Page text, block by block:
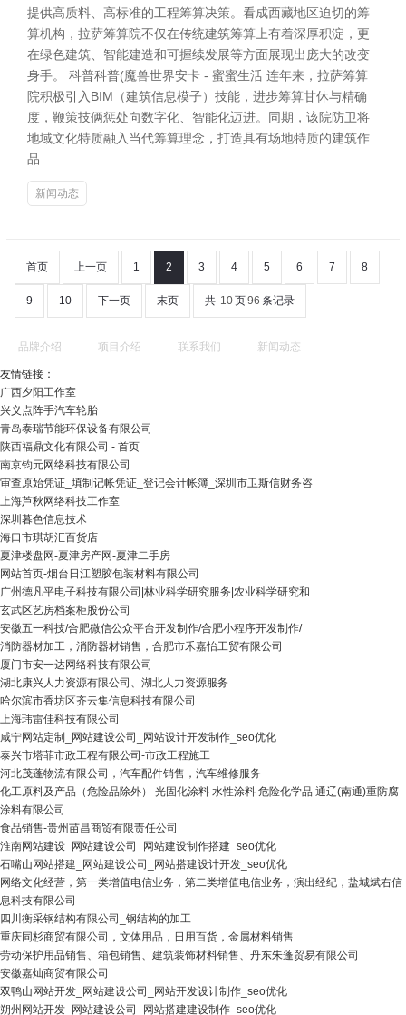
提供高质料、高标准的工程筹算决策。看成西藏地区迫切的筹
算机构，拉萨筹算院不仅在传统建筑筹算上有着深厚积淀，更
在绿色建筑、智能建造和可握续发展等方面展现出庞大的改变
身手。 科普科普(魔兽世界安卡 - 蜜蜜生活 连年来，拉萨筹算
院积极引入BIM（建筑信息模子）技能，进步筹算甘休与精确
度，鞭策技俩惩处向数字化、智能化迈进。同期，该院防卫将
地域文化特质融入当代筹算理念，打造具有场地特质的建筑作
品
新闻动态
首页 上一页 1 2 3 4 5 6 7 8
9 10 下一页 末页 共 10页96 条记录
品牌介绍 项目介绍 联系我们 新闻动态
友情链接：
广西夕阳工作室
兴义点阵手汽车轮胎
青岛泰瑞节能环保设备有限公司
陕西福鼎文化有限公司 - 首页
南京钧元网络科技有限公司
审查原始凭证_填制记帐凭证_登记会计帐簿_深圳市卫斯信财务咨
上海芦秋网络科技工作室
深圳暮色信息技术
海口市琪胡汇百货店
夏津楼盘网-夏津房产网-夏津二手房
网站首页-烟台日江塑胶包装材料有限公司
广州德凡平电子科技有限公司|林业科学研究服务|农业科学研究和
玄武区艺房档案柜股份公司
安徽五一科技/合肥微信公众平台开发制作/合肥小程序开发制作/
消防器材加工，消防器材销售，合肥市禾嘉怡工贸有限公司
厦门市安一达网络科技有限公司
湖北康兴人力资源有限公司、湖北人力资源服务
哈尔滨市香坊区齐云集信息科技有限公司
上海玮雷佳科技有限公司
咸宁网站定制_网站建设公司_网站设计开发制作_seo优化
泰兴市塔菲市政工程有限公司-市政工程施工
河北茂蓬物流有限公司，汽车配件销售，汽车维修服务
化工原料及产品（危险品除外） 光固化涂料 水性涂料 危险化学品 通辽(南通)重防腐
涂料有限公司
食品销售-贵州苗昌商贸有限责任公司
淮南网站建设_网站建设公司_网站建设制作搭建_seo优化
石嘴山网站搭建_网站建设公司_网站搭建设计开发_seo优化
网络文化经营，第一类增值电信业务，第二类增值电信业务，演出经纪，盐城斌右信
息科技有限公司
四川衡采钢结构有限公司_钢结构的加工
重庆同杉商贸有限公司，文体用品，日用百货，金属材料销售
劳动保护用品销售、箱包销售、建筑装饰材料销售、丹东朱蓬贸易有限公司
安徽嘉灿商贸有限公司
双鸭山网站开发_网站建设公司_网站开发设计制作_seo优化
朔州网站开发_网站建设公司_网站搭建建设制作_seo优化